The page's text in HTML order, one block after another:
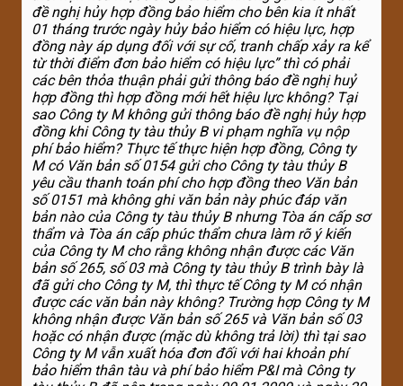
đề nghị hủy hợp đồng bảo hiểm cho bên kia ít nhất
01 tháng trước ngày hủy bảo hiểm có hiệu lực, hợp
đồng này áp dụng đối với sự cố, tranh chấp xảy ra kể
từ thời điểm đơn bảo hiểm có hiệu lực” thì có phải
các bên thỏa thuận phải gửi thông báo đề nghị huỷ
hợp đồng thì hợp đồng mới hết hiệu lực không? Tại
sao Công ty M không gửi thông báo đề nghị hủy hợp
đồng khi Công ty tàu thủy B vi phạm nghĩa vụ nộp
phí bảo hiểm? Thực tế thực hiện hợp đồng, Công ty
M có Văn bản số 0154 gửi cho Công ty tàu thủy B
yêu cầu thanh toán phí cho hợp đồng theo Văn bản
số 0151 mà không ghi văn bản này phúc đáp văn
bản nào của Công ty tàu thủy B nhưng Tòa án cấp sơ
thẩm và Tòa án cấp phúc thẩm chưa làm rõ ý kiến
của Công ty M cho rằng không nhận được các Văn
bản số 265, số 03 mà Công ty tàu thủy B trình bày là
đã gửi cho Công ty M, thì thực tế Công ty M có nhận
được các văn bản này không? Trường hợp Công ty M
không nhận được Văn bản số 265 và Văn bản số 03
hoặc có nhận được (mặc dù không trả lời) thì tại sao
Công ty M vẫn xuất hóa đơn đối với hai khoản phí
bảo hiểm thân tàu và phí bảo hiểm P&I mà Công ty